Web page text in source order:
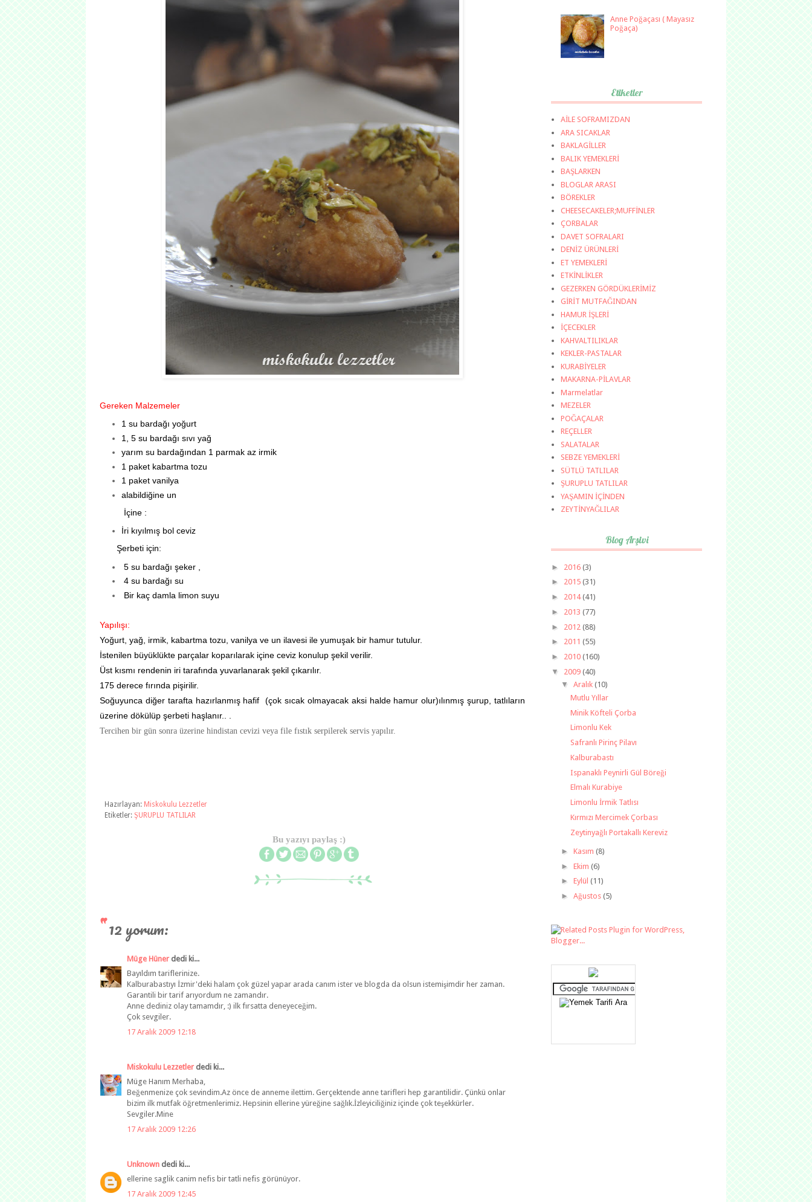
Gereken Malzemeler
1 su bardağı yoğurt
1, 5 su bardağı sıvı yağ
yarım su bardağından 1 parmak az irmik
1 paket kabartma tozu
1 paket vanilya
alabildiğine un
İçine :
İri kıyılmış bol ceviz
Şerbeti için:
5 su bardağı şeker ,
4 su bardağı su
Bir kaç damla limon suyu
Yapılışı:
Yoğurt, yağ, irmik, kabartma tozu, vanilya ve un ilavesi ile yumuşak bir hamur tutulur.
İstenilen büyüklükte parçalar koparılarak içine ceviz konulup şekil verilir.
Üst kısmı rendenin iri tarafında yuvarlanarak şekil çıkarılır.
175 derece fırında pişirilir.
Soğuyunca diğer tarafta hazırlanmış hafif (çok sıcak olmayacak aksi halde hamur olur)ılınmış şurup, tatlıların
üzerine dökülüp şerbeti haşlanır.. .
Tercihen bir gün sonra üzerine hindistan cevizi veya file fıstık serpilerek servis yapılır.
Hazırlayan: Miskokulu Lezzetler
Etiketler: ŞURUPLU TATLILAR
Bu yazıyı paylaş :)
12 yorum:
Müge Hüner dedi ki...
Bayıldım tariflerinize.
Kalburabastıyı İzmir'deki halam çok güzel yapar arada canım ister ve blogda da olsun istemişimdir her zaman.
Garantili bir tarif arıyordum ne zamandır.
Anne dediniz olay tamamdır, :) ilk fırsatta deneyeceğim.
Çok sevgiler.
17 Aralık 2009 12:18
Miskokulu Lezzetler dedi ki...
Müge Hanım Merhaba,
Beğenmenize çok sevindim.Az önce de anneme ilettim. Gerçektende anne tarifleri hep garantilidir. Çünkü onlar
bizim ilk mutfak öğretmenlerimiz. Hepsinin ellerine yüreğine sağlık.İzleyiciliğiniz içinde çok teşekkürler.
Sevgiler.Mine
17 Aralık 2009 12:26
Unknown dedi ki...
ellerine saglik canim nefis bir tatli nefis görünüyor.
17 Aralık 2009 12:45
Anne Poğaçası ( Mayasız
Poğaça)
Etiketler
AİLE SOFRAMIZDAN
ARA SICAKLAR
BAKLAGİLLER
BALIK YEMEKLERİ
BAŞLARKEN
BLOGLAR ARASI
BÖREKLER
CHEESECAKELER;MUFFİNLER
ÇORBALAR
DAVET SOFRALARI
DENİZ ÜRÜNLERİ
ET YEMEKLERİ
ETKİNLİKLER
GEZERKEN GÖRDÜKLERİMİZ
GİRİT MUTFAĞINDAN
HAMUR İŞLERİ
İÇECEKLER
KAHVALTILIKLAR
KEKLER-PASTALAR
KURABİYELER
MAKARNA-PİLAVLAR
Marmelatlar
MEZELER
POĞAÇALAR
REÇELLER
SALATALAR
SEBZE YEMEKLERİ
SÜTLÜ TATLILAR
ŞURUPLU TATLILAR
YAŞAMIN İÇİNDEN
ZEYTİNYAĞLILAR
Blog Arşivi
► 2016 (3)
► 2015 (31)
► 2014(41)
► 2013 (77)
► 2012 (88)
► 2011 (55)
► 2010 (160)
▼ 2009 (40)
▼ Aralık (10)
Mutlu Yıllar
Minik Köfteli Çorba
Limonlu Kek
Safranlı Pirinç Pilavı
Kalburabastı
Ispanaklı Peynirli Gül Böreği
Elmalı Kurabiye
Limonlu İrmik Tatlısı
Kırmızı Mercimek Çorbası
Zeytinyağlı Portakallı Kereviz
► Kasım (8)
► Ekim (6)
► Eylül (11)
► Ağustos (5)